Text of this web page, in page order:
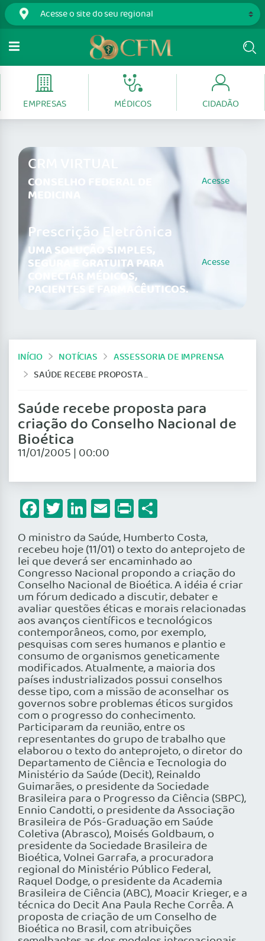
EMPRESAS MÉDICOS CIDADÃO
CRM VIRTUAL
CONSELHO FEDERAL DE
MEDICINA
Acesse
Prescrição Eletrônica
UMA SOLUÇÃO SIMPLES,
SEGURA E GRATUITA PARA
CONECTAR MÉDICOS,
PACIENTES E FARMACÊUTICOS.
Acesse
INÍCIO NOTÍCIAS
ASSESSORIA DE IMPRENSA
SAÚDE RECEBE PROPOSTA PARA CRIAÇÃO DO CONSELHO NACIONAL DE BIOÉTICA
Saúde recebe proposta para
criação do Conselho Nacional de
Bioética
11/01/2005 | 00:00
Facebook
Twitter
LinkedIn
Email
Print
O ministro da Saúde, Humberto Costa,
recebeu hoje (11/01) o texto do anteprojeto de
lei que deverá ser encaminhado ao
Congresso Nacional propondo a criação do
Conselho Nacional de Bioética. A idéia é criar
um fórum dedicado a discutir, debater e
avaliar questões éticas e morais relacionadas
aos avanços científicos e tecnológicos
contemporâneos, como, por exemplo,
pesquisas com seres humanos e plantio e
consumo de organismos geneticamente
modificados. Atualmente, a maioria dos
países industrializados possui conselhos
desse tipo, com a missão de aconselhar os
governos sobre problemas éticos surgidos
com o progresso do conhecimento.
Participaram da reunião, entre os
representantes do grupo de trabalho que
elaborou o texto do anteprojeto, o diretor do
Departamento de Ciência e Tecnologia do
Ministério da Saúde (Decit), Reinaldo
Guimarães, o presidente da Sociedade
Brasileira para o Progresso da Ciência (SBPC),
Ennio Candotti, o presidente da Associação
Brasileira de Pós-Graduação em Saúde
Coletiva (Abrasco), Moisés Goldbaum, o
presidente da Sociedade Brasileira de
Bioética, Volnei Garrafa, a procuradora
regional do Ministério Público Federal,
Raquel Dodge, o presidente da Academia
Brasileira de Ciência (ABC), Moacir Krieger, e a
técnica do Decit Ana Paula Reche Corrêa. A
proposta de criação de um Conselho de
Bioética no Brasil, com atribuições